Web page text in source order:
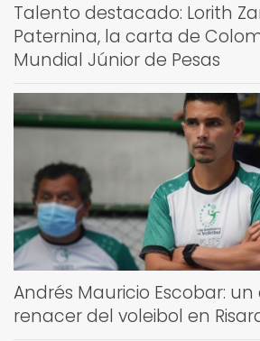
Talento destacado: Lorith
Paternina, la carta de
Mundial Júnior de Pesas
Andrés Mauricio Escobar:
renacer del voleibol en